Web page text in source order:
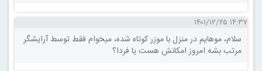
۱۴:۳۷ ۱۴۰۱/۱۲/۲۵
سلام، موهایم در منزل با موزر کوتاه شده، میخوام فقط توسط آرایشگر
مرتب بشه.امروز امکانش هست یا فردا؟